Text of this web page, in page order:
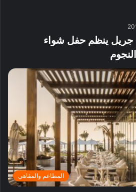
جريل ينظم حفل شواء
المطاعم والمقاهي